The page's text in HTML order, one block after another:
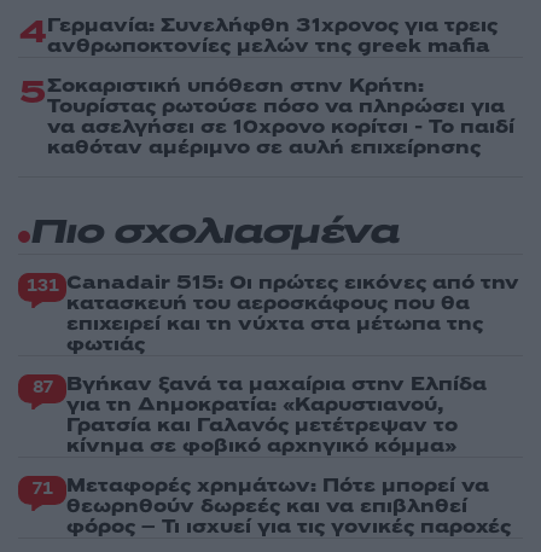
4Γερμανία: Συνελήφθη 31χρονος για τρεις
ανθρωποκτονίες μελών της greek mafia
5Σοκαριστική υπόθεση στην Κρήτη:
Τουρίστας ρωτούσε πόσο να πληρώσει για
να ασελγήσει σε 10χρονο κορίτσι - Το παιδί
καθόταν αμέριμνο σε αυλή επιχείρησης
Πιο σχολιασμένα
131 Canadair 515: Οι πρώτες εικόνες από την
κατασκευή του αεροσκάφους που θα
επιχειρεί και τη νύχτα στα μέτωπα της
φωτιάς
87 Βγήκαν ξανά τα μαχαίρια στην Ελπίδα
για τη Δημοκρατία: «Καρυστιανού,
Γρατσία και Γαλανός μετέτρεψαν το
κίνημα σε φοβικό αρχηγικό κόμμα»
71 Μεταφορές χρημάτων: Πότε μπορεί να
θεωρηθούν δωρεές και να επιβληθεί
φόρος – Τι ισχυεί για τις γονικές παροχές